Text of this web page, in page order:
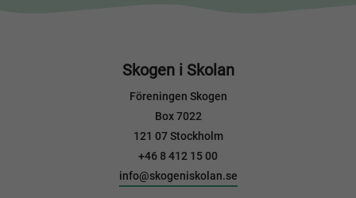
Skogen i Skolan
Föreningen Skogen
Box 7022
121 07 Stockholm
+46 8 412 15 00
info@skogeniskolan.se